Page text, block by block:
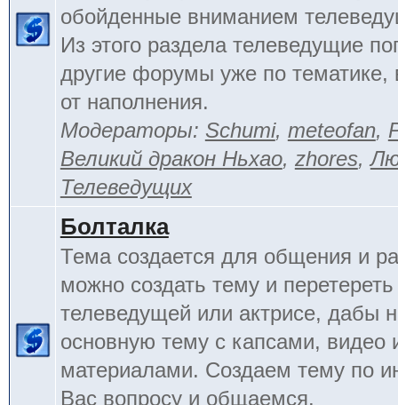
обойденные вниманием
Из этого раздела телеведущие
другие форумы уже по тематике,
от наполнения.
Модераторы: Schumi, meteofan,
Великий дракон Ньхао, zhores,
Телеведущих
Болталка
Тема создается для общения и
можно создать тему и перетереть
телеведущей или актрисе, дабы
основную тему с капсами, видео
материалами. Создаем тему по
Вас вопросу и общаемся.